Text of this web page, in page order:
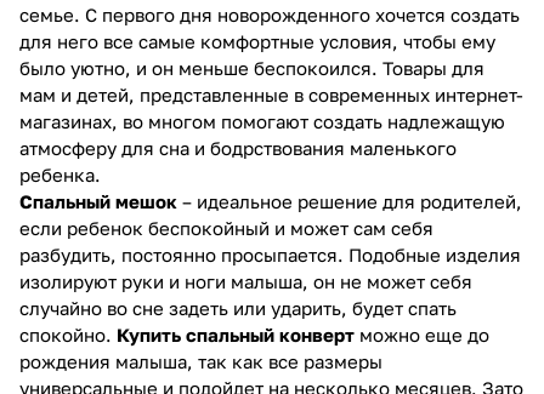
семье. С первого дня новорожденного хочется создать
для него все самые комфортные условия, чтобы ему
было уютно, и он меньше беспокоился. Товары для
мам и детей, представленные в современных интернет-
магазинах, во многом помогают создать надлежащую
атмосферу для сна и бодрствования маленького
ребенка.
Спальный мешок – идеальное решение для родителей,
если ребенок беспокойный и может сам себя
разбудить, постоянно просыпается. Подобные изделия
изолируют руки и ноги малыша, он не может себя
случайно во сне задеть или ударить, будет спать
спокойно. Купить спальный конверт можно еще до
рождения малыша, так как все размеры
универсальные и подойдет на несколько месяцев. Зато